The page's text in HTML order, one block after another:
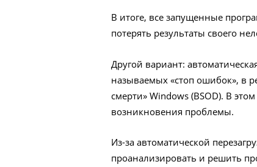
В итоге, все запущенные
потерять результаты своего
Другой вариант:
называемых «стоп ошибок», в
смерти» Windows (BSOD). В
возникновения проблемы.
Из-за автоматической
проанализировать и решить